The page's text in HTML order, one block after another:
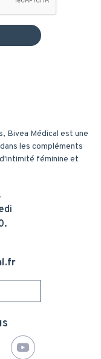
Bivea Médical est une
les compléments
féminine et